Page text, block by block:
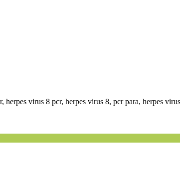
herpes virus 8 pcr, herpes virus 8, pcr para, herpes